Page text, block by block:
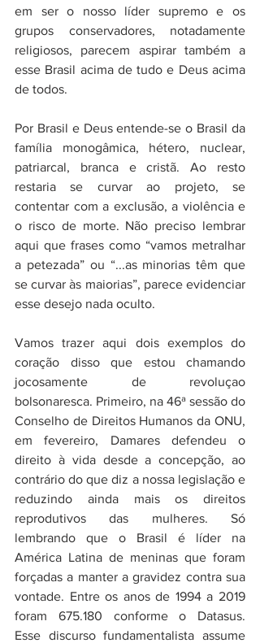
em ser o nosso líder supremo e os
grupos conservadores, notadamente
religiosos, parecem aspirar também a
esse Brasil acima de tudo e Deus acima
de todos.
Por Brasil e Deus entende-se o Brasil da
família monogâmica, hétero, nuclear,
patriarcal, branca e cristã. Ao resto
restaria se curvar ao projeto, se
contentar com a exclusão, a violência e
o risco de morte. Não preciso lembrar
aqui que frases como “vamos metralhar
a petezada” ou “...as minorias têm que
se curvar às maiorias”, parece evidenciar
esse desejo nada oculto.
Vamos trazer aqui dois exemplos do
coração disso que estou chamando
jocosamente de revoluçao
bolsonaresca. Primeiro, na 46ª sessão do
Conselho de Direitos Humanos da ONU,
em fevereiro, Damares defendeu o
direito à vida desde a concepção, ao
contrário do que diz a nossa legislação e
reduzindo ainda mais os direitos
reprodutivos das mulheres. Só
lembrando que o Brasil é líder na
América Latina de meninas que foram
forçadas a manter a gravidez contra sua
vontade. Entre os anos de 1994 a 2019
foram 675.180 conforme o Datasus.
Esse discurso fundamentalista assume